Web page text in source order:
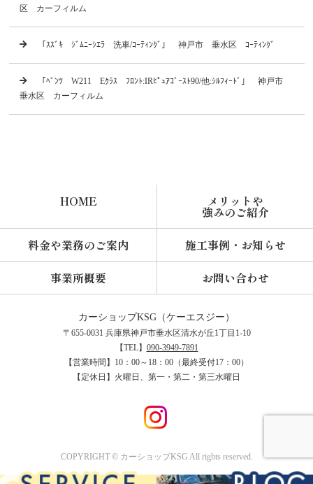
区 カーフィルム
「ｽｽﾞｷ ｼﾞﾑﾆｰｼｴﾗ 洗車/ｺｰﾃｨﾝｸﾞ」 神戸市 垂水区 ｺｰﾃｨﾝｸﾞ
「ﾍﾞﾝﾂ W211 Eｸﾗｽ ﾌﾛﾝﾄ:IRﾋﾟｭｱｺﾞｰｽﾄ90/他:ｼﾙﾌｨｰﾄﾞ」 神戸市
垂水区 カーフィルム
HOME メリットや
強みのご紹介
料金や業務のご案内
施工事例・お知らせ
事業所概要
お問い合わせ
カーショップKSG
〒655-0031 兵庫県神戸市垂水区清水が丘1丁目1-10
【TEL】 090-3949-7891
【営業時間】10：00～18：00（最終受付17：00）
【定休日】火曜日、第一・第二・第三水曜日
COPYRIGHT © カーショップKSG All rights reserved.